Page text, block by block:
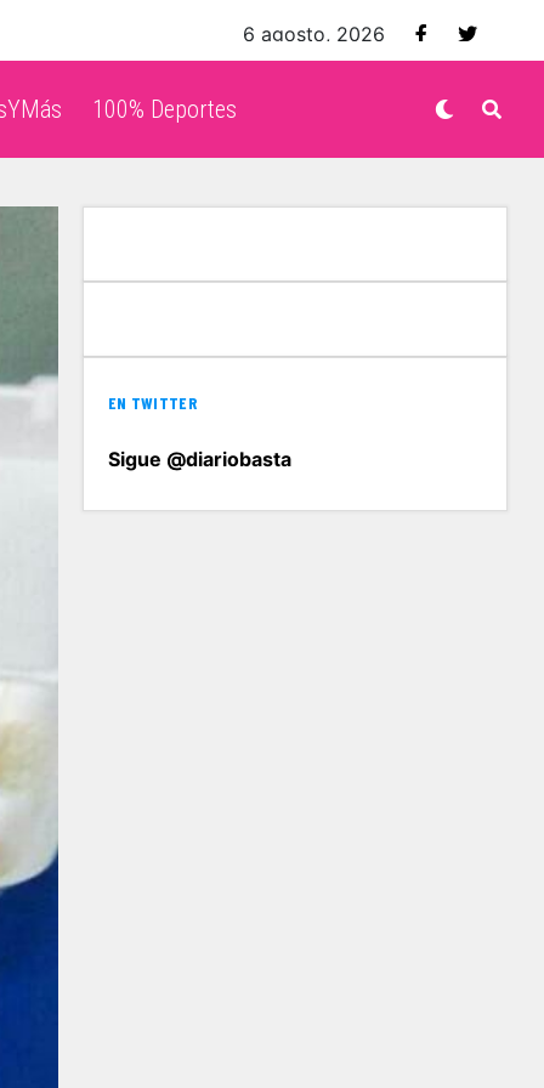
6 agosto, 2026
100% Deportes
EN TWITTER
Sigue @diariobasta